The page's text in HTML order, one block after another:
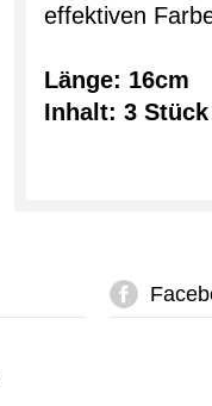
effektiven
Länge: 16cm
Inhalt: 3